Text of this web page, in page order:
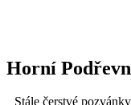
Horní
Stále čerstvé